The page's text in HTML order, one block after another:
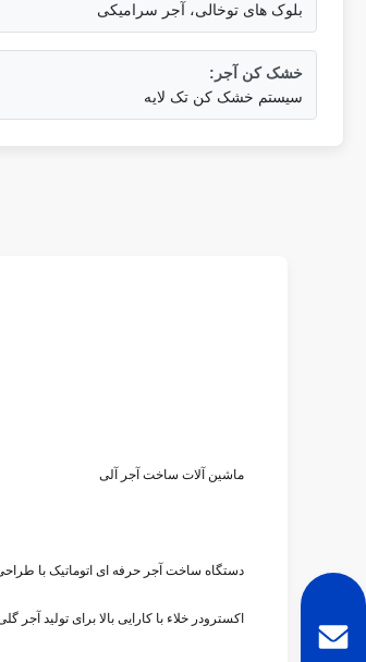
بلوک های توخالی، آجر سرامیکی
خشک کن آجر:
سیستم خشک کن تک لایه
ماشین آلات ساخت آجر آلی
دستگاه ساخت آجر حرفه ای اتوماتیک با
اکسترودر خلاء با کارایی بالا برای تولید